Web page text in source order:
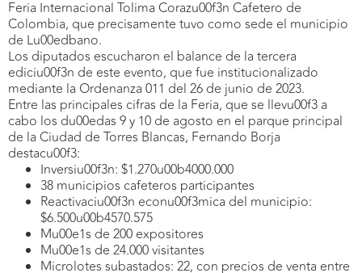
Feria Internacional Tolima Corazu00f3n Cafetero de
Colombia, que precisamente tuvo como sede el municipio
de Lu00edbano.
Los diputados escucharon el balance de la tercera
ediciu00f3n de este evento, que fue institucionalizado
mediante la Ordenanza 011 del 26 de junio de 2023.
Entre las principales cifras de la Feria, que se llevu00f3 a
cabo los du00edas 9 y 10 de agosto en el parque principal
de la Ciudad de Torres Blancas, Fernando Borja
destacu00f3:
Inversiu00f3n: $1.270u00b4000.000
38 municipios cafeteros participantes
Reactivaciu00f3n econu00f3mica del municipio:
$6.500u00b4570.575
Mu00e1s de 200 expositores
Mu00e1s de 24.000 visitantes
Microlotes subastados: 22, con precios de venta entre